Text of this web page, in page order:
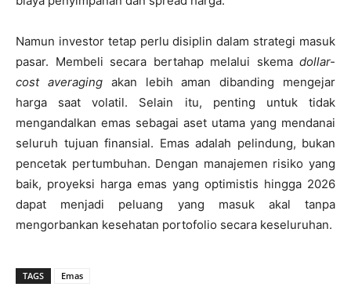
Namun investor tetap perlu disiplin dalam strategi masuk
pasar. Membeli secara bertahap melalui skema dollar-
cost averagingakan lebih aman dibanding mengejar
harga saat volatil. Selain itu, penting untuk tidak
mengandalkan emas sebagai aset utama yang mendanai
seluruh tujuan finansial. Emas adalah pelindung, bukan
pencetak pertumbuhan. Dengan manajemen risiko yang
baik, proyeksi harga emas yang optimistis hingga 2026
dapat menjadi peluang yang masuk akal tanpa
mengorbankan kesehatan portofolio secara keseluruhan.
TAGS Emas